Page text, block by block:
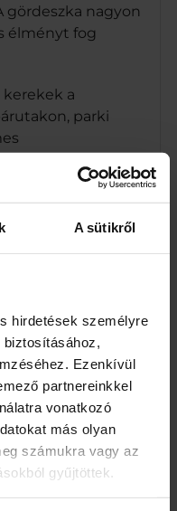
A sütikről
hirdetések személyre
Ezenkívül
partnereinkkel
vonatkozó
más olyan
számukra vagy az
gyűjtöttek.
gördeszka nagyon
élményt fog
a
parki
sétákhoz,
vagy városi
és csukló-,
javasolt.